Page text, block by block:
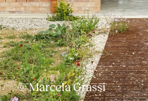
© Marcela Grassi